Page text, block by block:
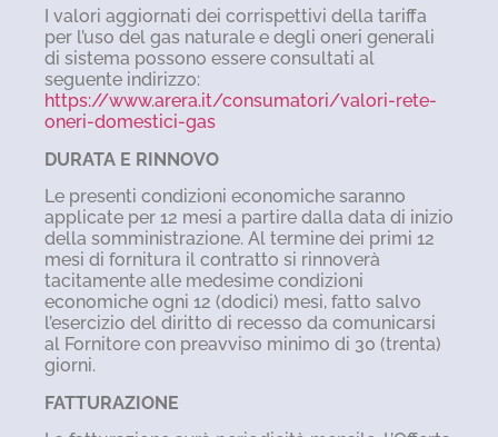
I valori aggiornati dei corrispettivi della tariffa
per l’uso del gas naturale e degli oneri generali
di sistema possono essere consultati al
seguente indirizzo:
https://www.arera.it/consumatori/valori-rete-
oneri-domestici-gas
DURATA E RINNOVO
Le presenti condizioni economiche saranno
applicate per 12 mesi a partire dalla data di inizio
della somministrazione. Al termine dei primi 12
mesi di fornitura il contratto si rinnoverà
tacitamente alle medesime condizioni
economiche ogni 12 (dodici) mesi, fatto salvo
l’esercizio del diritto di recesso da comunicarsi
al Fornitore con preavviso minimo di 30 (trenta)
giorni.
FATTURAZIONE